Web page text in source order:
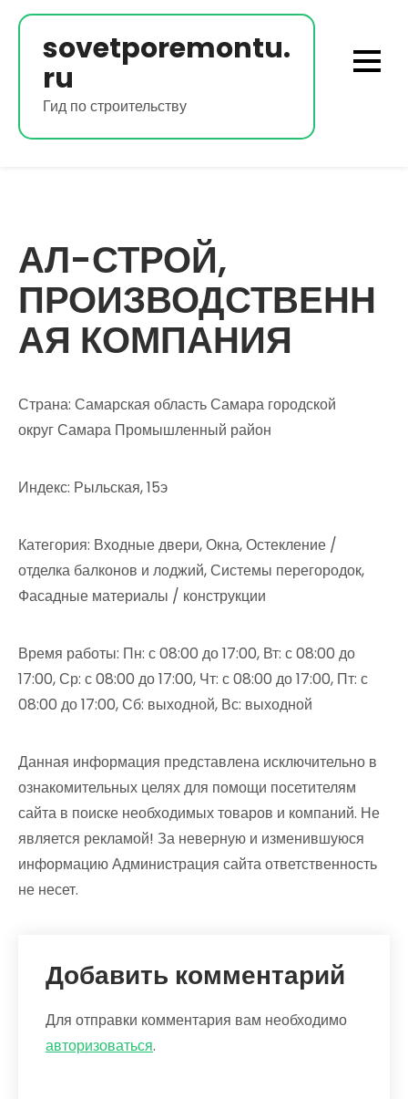
Перейти
содержимомуsovetporemontu.
ru
Гид по строительству
АЛ-СТРОЙ,
ПРОИЗВОДСТВЕНН
АЯ КОМПАНИЯ
Страна: Самарская область Самара городской
округ Самара Промышленный район
Индекс: Рыльская, 15э
Категория: Входные двери, Окна, Остекление /
отделка балконов и лоджий, Системы перегородок,
Фасадные материалы / конструкции
Время работы: Пн: с 08:00 до 17:00, Вт: с 08:00 до
17:00, Ср: с 08:00 до 17:00, Чт: с 08:00 до 17:00, Пт: с
08:00 до 17:00, Сб: выходной, Вс: выходной
Данная информация представлена исключительно в
ознакомительных целях для помощи посетителям
сайта в поиске необходимых товаров и компаний. Не
является рекламой! За неверную и изменившуюся
информацию Администрация сайта ответственность
не несет.
Добавить комментарий
Для отправки комментария вам необходимо
авторизоваться.